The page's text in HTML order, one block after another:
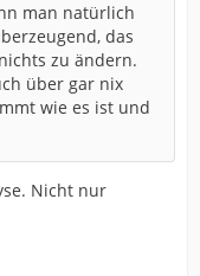
man natürlich
das
zu ändern.
über gar nix
wie es ist und
Nicht nur